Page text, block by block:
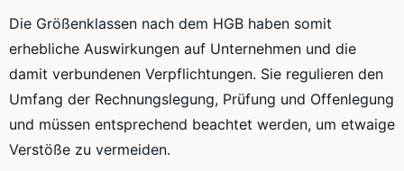
Die Größenklassen nach dem HGB haben somit
erhebliche Auswirkungen auf Unternehmen und die
damit verbundenen Verpflichtungen. Sie regulieren den
Umfang der Rechnungslegung, Prüfung und Offenlegung
und müssen entsprechend beachtet werden, um etwaige
Verstöße zu vermeiden.